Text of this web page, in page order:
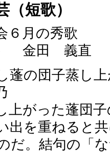
（短歌）
６月の秀歌
） 金田 義直
蓬の団子蒸
上がった蓬団
出を重ねると
だ。結句の「